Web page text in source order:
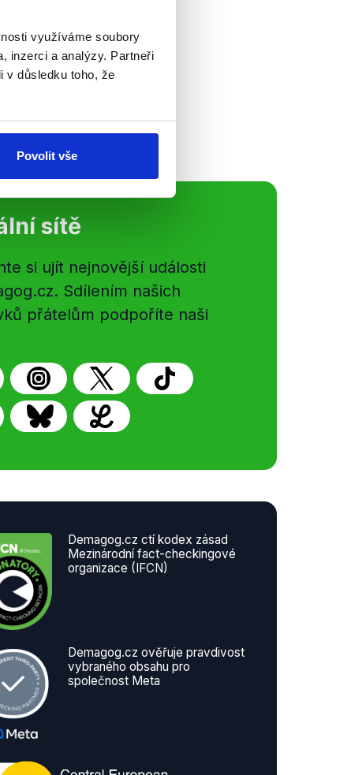
využíváme soubory
inzerci a analýzy. Partneři
v důsledku toho, že
Povolit vše
ve...
sítě
si ujít nejnovější události
Sdílením našich
přátelům podpoříte naši
Demagog.cz ctí kodex zásad
Mezinárodní fact-checkingové
organizace (IFCN)
Demagog.cz ověřuje pravdivost
vybraného obsahu pro
společnost Meta